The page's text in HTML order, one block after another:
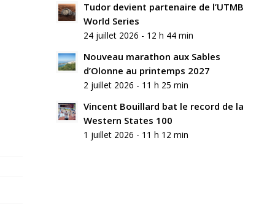
Nom
*
mail
*
Tudor devient partenaire de l’UTMB
World Series
24 juillet 2026 - 12 h 44 min
Nouveau marathon aux Sables
d’Olonne au printemps 2027
2 juillet 2026 - 11 h 25 min
Vincent Bouillard bat le record de la
Western States 100
1 juillet 2026 - 11 h 12 min